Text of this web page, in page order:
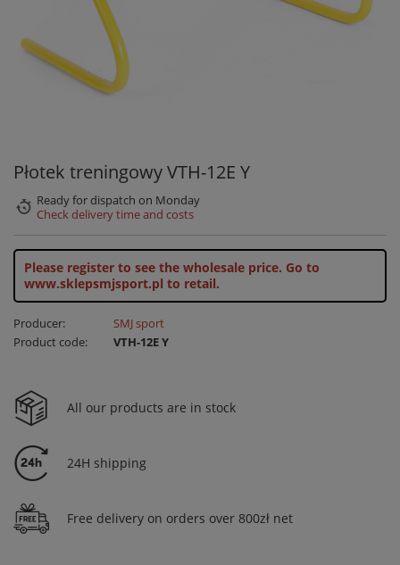
Płotek treningowy VTH-12E Y
Ready for dispatch on Monday
Check delivery time and costs
Please register to see the wholesale price. Go to
www.sklepsmjsport.pl to retail.
Producer:
SMJ sport
Product code:
VTH-12E Y
All our products are in stock
24H shipping
Free delivery on orders over 800zł net